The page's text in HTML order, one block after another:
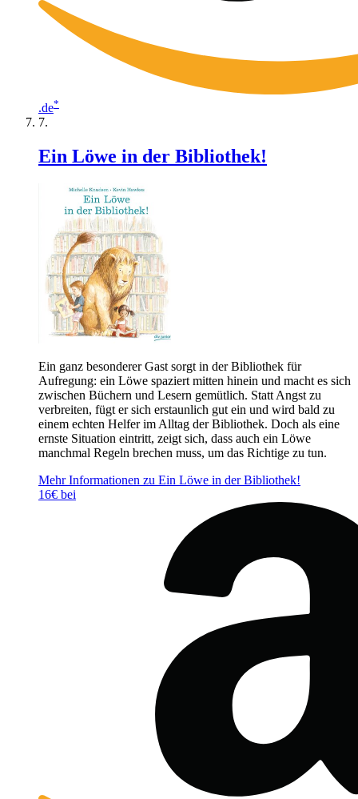
.de*
Ein Löwe in der Bibliothek!
Ein ganz besonderer Gast sorgt in der Bibliothek für
Aufregung: ein Löwe spaziert mitten hinein und macht es sich
zwischen Büchern und Lesern gemütlich. Statt Angst zu
verbreiten, fügt er sich erstaunlich gut ein und wird bald zu
einem echten Helfer im Alltag der Bibliothek. Doch als eine
ernste Situation eintritt, zeigt sich, dass auch ein Löwe
manchmal Regeln brechen muss, um das Richtige zu tun.
Mehr Informationen zu Ein Löwe in der Bibliothek!
16€ bei